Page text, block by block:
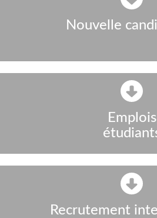
Nouvelle
Emplois
Recrutement